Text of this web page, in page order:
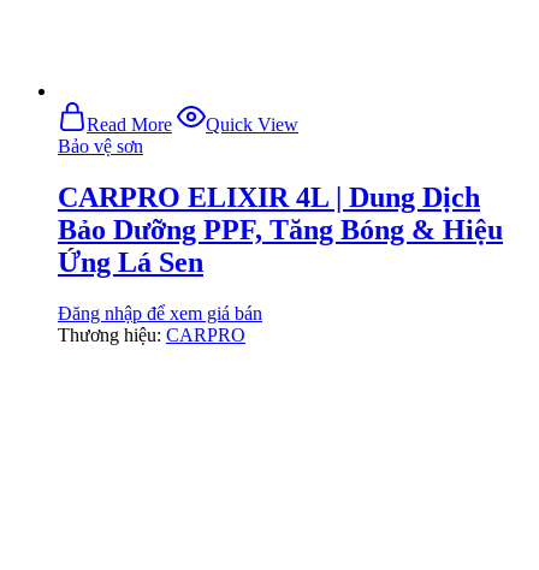
Read More
Quick View
Bảo vệ sơn
CARPRO ELIXIR 4L | Dung Dịch
Bảo Dưỡng PPF, Tăng Bóng & Hiệu
Ứng Lá Sen
Đăng nhập để xem giá bán
Thương hiệu: CARPRO